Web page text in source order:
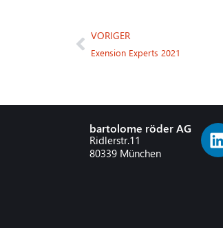
VORIGER
Exension Experts 2021
bartolome röder AG
Ridlerstr.11
80339 München